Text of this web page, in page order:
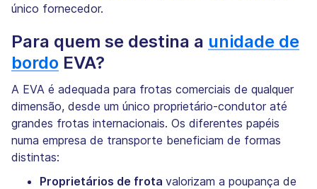
único fornecedor.
Para quem se destina a unidade de
bordo EVA?
A EVA é adequada para frotas comerciais de qualquer
dimensão, desde um único proprietário-condutor até
grandes frotas internacionais. Os diferentes papéis
numa empresa de transporte beneficiam de formas
distintas:
Proprietários de frota valorizam a poupança de